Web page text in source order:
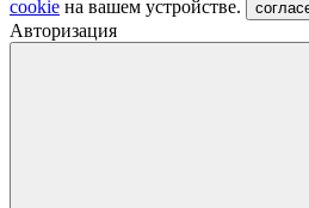
cookie на вашем устройстве.
Авторизация